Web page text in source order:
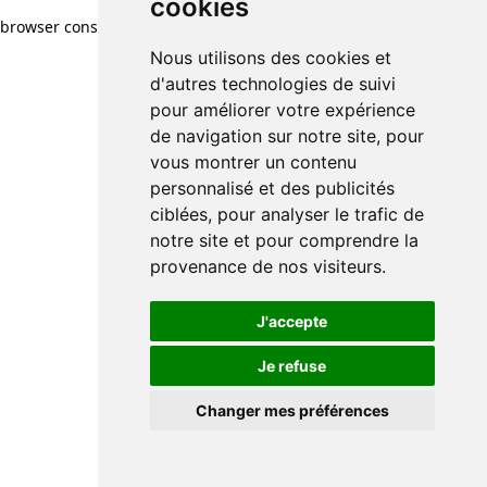
cookies
Nous utilisons des cookies et
d'autres technologies de suivi
pour améliorer votre expérience
de navigation sur notre site, pour
vous montrer un contenu
personnalisé et des publicités
ciblées, pour analyser le trafic de
notre site et pour comprendre la
provenance de nos visiteurs.
J'accepte
Je refuse
Changer mes préférences
browser console for more information)